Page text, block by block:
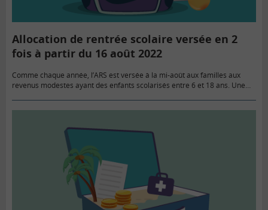
Allocation de rentrée scolaire versée en 2
fois à partir du 16 août 2022
Comme chaque année, l’ARS est versée à la mi-août aux familles aux
revenus modestes ayant des enfants scolarisés entre 6 et 18 ans. Une